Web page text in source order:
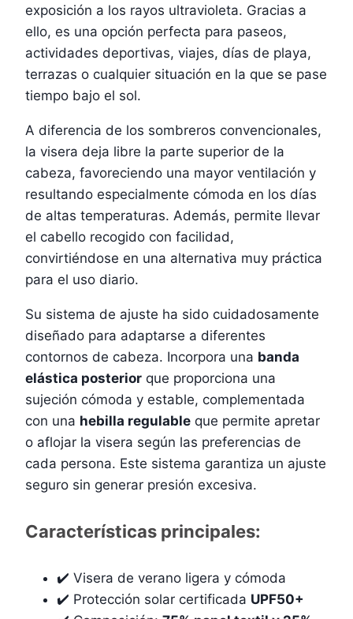
exposición a los rayos ultravioleta. Gracias a
ello, es una opción perfecta para paseos,
actividades deportivas, viajes, días de playa,
terrazas o cualquier situación en la que se pase
tiempo bajo el sol.
A diferencia de los sombreros convencionales,
la visera deja libre la parte superior de la
cabeza, favoreciendo una mayor ventilación y
resultando especialmente cómoda en los días
de altas temperaturas. Además, permite llevar
el cabello recogido con facilidad,
convirtiéndose en una alternativa muy práctica
para el uso diario.
Su sistema de ajuste ha sido cuidadosamente
diseñado para adaptarse a diferentes
contornos de cabeza. Incorpora una banda
elástica posterior que proporciona una
sujeción cómoda y estable, complementada
con una hebilla regulable que permite apretar
o aflojar la visera según las preferencias de
cada persona. Este sistema garantiza un ajuste
seguro sin generar presión excesiva.
Características principales:
✔️ Visera de verano ligera y cómoda
✔️ Protección solar certificada UPF50+